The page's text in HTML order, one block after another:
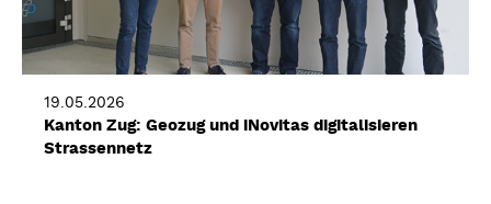
19.05.2026
Kanton Zug: Geozug und iNovitas digitalisieren
Strassennetz